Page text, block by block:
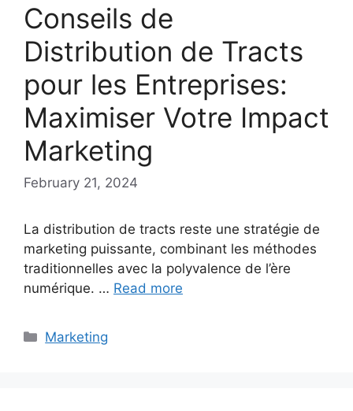
Conseils de
Distribution de Tracts
pour les Entreprises:
Maximiser Votre Impact
Marketing
February 21, 2024
La distribution de tracts reste une stratégie de
marketing puissante, combinant les méthodes
traditionnelles avec la polyvalence de l’ère
numérique. … Read more
Categories
Marketing